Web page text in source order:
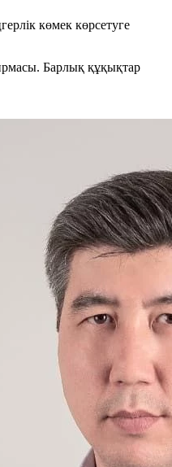
көмек көрсетуге
Барлық құқықтар